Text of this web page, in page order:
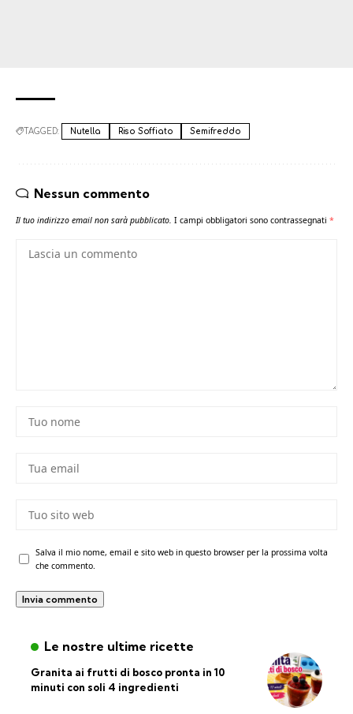
TAGGED: Nutella Riso Soffiato Semifreddo
Nessun commento
Il tuo indirizzo email non sarà pubblicato. I campi obbligatori sono contrassegnati *
Salva il mio nome, email e sito web in questo browser per la prossima volta
che commento.
Le nostre ultime ricette
Granita ai frutti di bosco pronta in 10
minuti con soli 4 ingredienti